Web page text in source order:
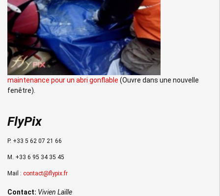
maintenance pour un abri gonflable (Ouvre dans une nouvelle
fenêtre).
FlyPix
P. +33 5 62 07 21 66
M. +33 6 95 34 35 45
Mail : contact@flypix.fr
Contact: Vivien Laïlle